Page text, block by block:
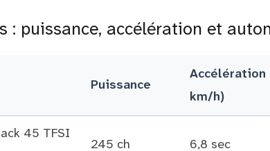
: puissance, accélération et
Puissance
Accélération
km/h)
45 TFSI
245 ch 6,8 sec